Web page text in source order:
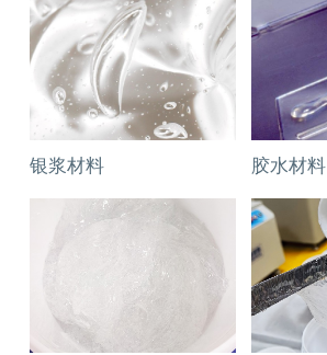
银浆材料 胶水材料